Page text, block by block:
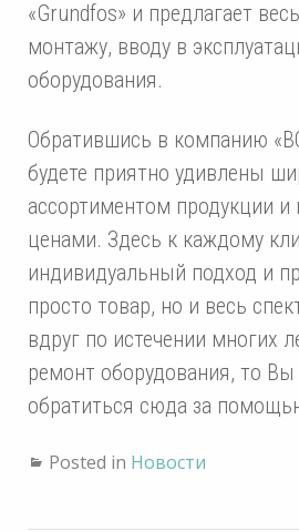
«Grundfos» и предлагает
монтажу, вводу в
оборудования.
Обратившись в компанию
будете приятно удивлены
ассортиментом продукции
ценами. Здесь к каждому
индивидуальный подход и
просто товар, но и весь
вдруг по истечении многих
ремонт оборудования, то
обратиться сюда за
Posted in Новости